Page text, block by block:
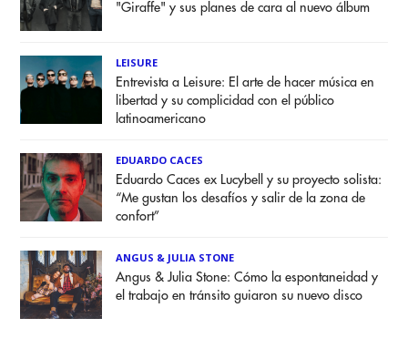
"Giraffe" y sus planes de cara al nuevo álbum
LEISURE
Entrevista a Leisure: El arte de hacer música en
libertad y su complicidad con el público
latinoamericano
EDUARDO CACES
Eduardo Caces ex Lucybell y su proyecto solista:
“Me gustan los desafíos y salir de la zona de
confort”
ANGUS & JULIA STONE
Angus & Julia Stone: Cómo la espontaneidad y
el trabajo en tránsito guiaron su nuevo disco